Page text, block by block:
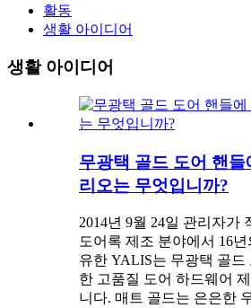
활동
생활 아이디어
생활 아이디어
무광택 골드 도어 핸
리오는 무엇입니까?
2014년 9월 24일 관리자가
도어록 제조 분야에서 16
유한 YALIS는 무광택 골드
한 고품질 도어 하드웨어
니다. 매트 골드는 은은한